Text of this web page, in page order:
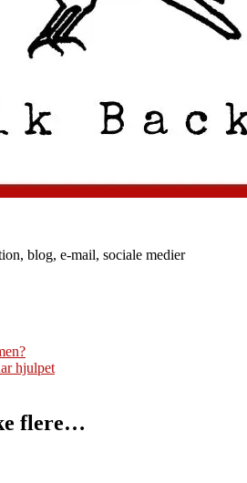
blog, e-mail, sociale medier
hjulpet
flere…